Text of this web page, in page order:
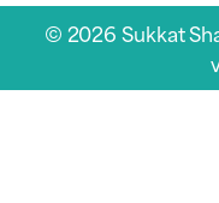
© 2026 Sukkat